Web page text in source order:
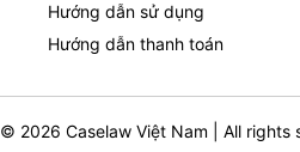
Hướng dẫn sử dụng
Hướng dẫn thanh toán
© 2026 Caselaw Việt Nam | All rights